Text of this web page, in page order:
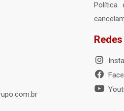
Política